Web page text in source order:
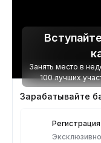
Занять место в
100 лучших
Эксклюзивно